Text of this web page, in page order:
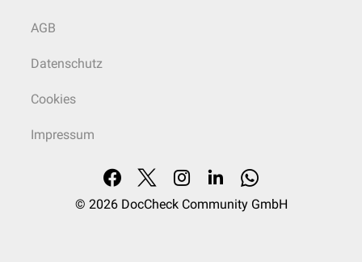
AGB
Datenschutz
Cookies
Impressum
© 2026 DocCheck Community GmbH